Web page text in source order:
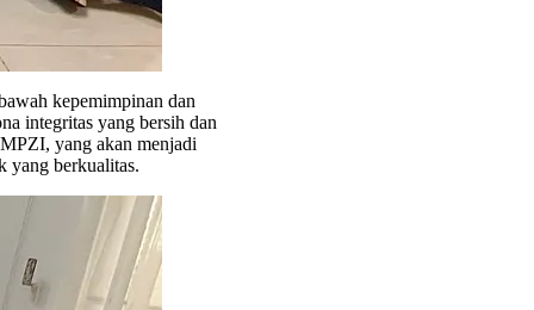
kepemimpinan dan
integritas yang bersih dan
yang akan menjadi
yang berkualitas.